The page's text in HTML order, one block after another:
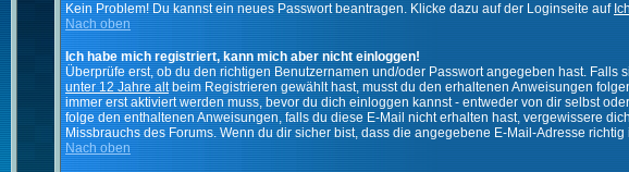
Kein Problem! Du kannst ein neues Passwort beantragen. Klicke dazu auf der Loginseite auf
Nach oben
Ich habe mich registriert, kann mich aber nicht einloggen!
Überprüfe erst, ob du den richtigen Benutzernamen und/oder Passwort angegeben hast.
unter 12 Jahre altbeim Registrieren gewählt hast, musst du den erhaltenen Anweisungen
immer erst aktiviert werden muss, bevor du dich einloggen kannst - entweder von dir selbst
folge den enthaltenen Anweisungen, falls du diese E-Mail nicht erhalten hast, vergewissere
Missbrauchs des Forums. Wenn du dir sicher bist, dass die angegebene E-Mail-Adresse
Nach oben